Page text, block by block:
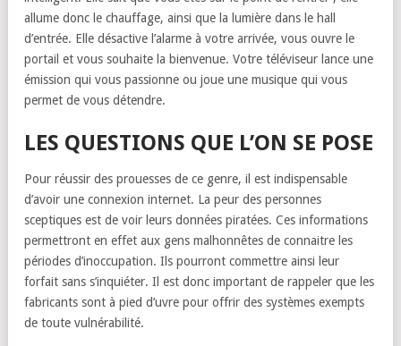
allume donc le chauffage, ainsi que la lumière dans le hall
d’entrée. Elle désactive l’alarme à votre arrivée, vous ouvre le
portail et vous souhaite la bienvenue. Votre téléviseur lance une
émission qui vous passionne ou joue une musique qui vous
permet de vous détendre.
LES QUESTIONS QUE L’ON SE POSE
Pour réussir des prouesses de ce genre, il est indispensable
d’avoir une connexion internet. La peur des personnes
sceptiques est de voir leurs données piratées. Ces informations
permettront en effet aux gens malhonnêtes de connaitre les
périodes d’inoccupation. Ils pourront commettre ainsi leur
forfait sans s’inquiéter. Il est donc important de rappeler que les
fabricants sont à pied d’uvre pour offrir des systèmes exempts
de toute vulnérabilité.